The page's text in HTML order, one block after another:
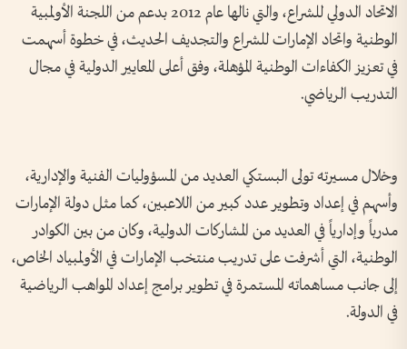
الاتحاد الدولي للشراع، والتي نالها عام 2012 بدعم من اللجنة الأولمبية
الوطنية واتحاد الإمارات للشراع والتجديف الحديث، في خطوة أسهمت
في تعزيز الكفاءات الوطنية المؤهلة، وفق أعلى المعايير الدولية في مجال
التدريب الرياضي.
وخلال مسيرته تولى البستكي العديد من المسؤوليات الفنية والإدارية،
وأسهم في إعداد وتطوير عدد كبير من اللاعبين، كما مثل دولة الإمارات
مدرباً وإدارياً في العديد من المشاركات الدولية، وكان من بين الكوادر
الوطنية، التي أشرفت على تدريب منتخب الإمارات في الأولمبياد الخاص،
إلى جانب مساهماته المستمرة في تطوير برامج إعداد المواهب الرياضية
في الدولة.